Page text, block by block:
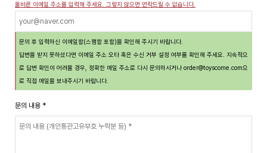
올바른 이메일 주소를 입력해 주세요. 그렇지 않으면 연락드릴 수 없습니다.
문의 후 입력하신 이메일함(스팸함 포함)을 확인해 주시기 바랍니다.
답변을 받지 못하셨다면 이메일 주소 오타 혹은 수신 거부 설정 여부를 확인해 주세요. 지속적으
로 답변 확인이 어려울 경우, 정확한 메일 주소로 다시 문의하시거나order@toyscome.com으
로 직접 메일을 보내주시기 바랍니다.
문의 내용 *